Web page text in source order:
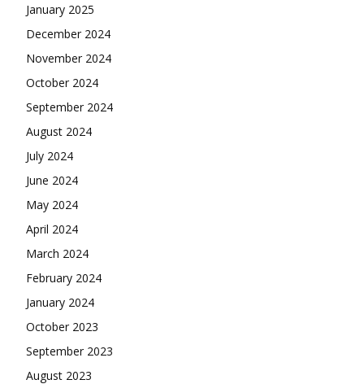
January 2025
December 2024
November 2024
October 2024
September 2024
August 2024
July 2024
June 2024
May 2024
April 2024
March 2024
February 2024
January 2024
October 2023
September 2023
August 2023